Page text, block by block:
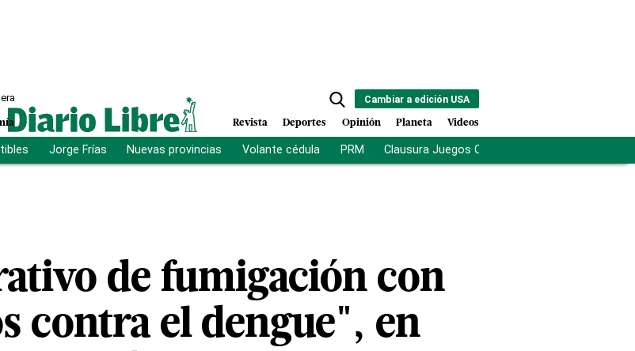
Cambiar a edición USA
Revista Deportes Opinión Planeta Videos
Jorge Frías Nuevas provincias Volante cédula PRM Clausura Juegos Centroamericanos
de fumigación con
contra el dengue", en